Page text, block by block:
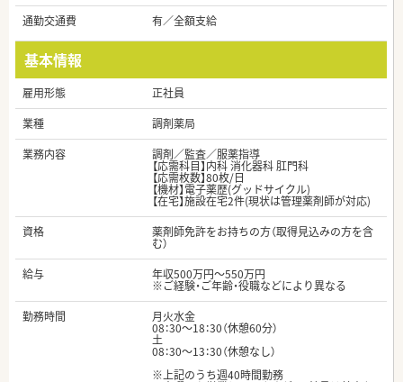
通勤交通費
有／全額支給
基本情報
雇用形態
正社員
業種
調剤薬局
業務内容
調剤／監査／服薬指導
【応需科目】内科 消化器科 肛門科
【応需枚数】80枚/日
【機材】電子薬歴(グッドサイクル)
【在宅】施設在宅2件(現状は管理薬剤師が対応)
資格
薬剤師免許をお持ちの方（取得見込みの方を含
む）
給与
年収500万円～550万円
※ご経験・ご年齢・役職などにより異なる
勤務時間
月火水金
08：30～18：30（休憩60分）
土
08：30～13：30（休憩なし）
※上記のうち週40時間勤務